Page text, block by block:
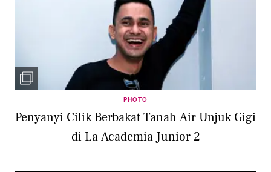
PHOTO
Penyanyi Cilik Berbakat Tanah Air Unjuk Gigi
di La Academia Junior 2